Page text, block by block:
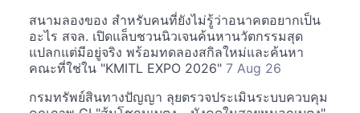
สนามลองของ สำหรับคนที่ยังไม่รู้ว่าอนาคตอยากเป็น
อะไร สจล. เปิดแล็บชวนนิวเจนค้นหานวัตกรรมสุด
แปลกแต่มีอยู่จริง พร้อมทดลองสกิลใหม่และค้นหา
คณะที่ใช่ใน "KMITL EXPO 2026" 7 Aug 26
กรมทรัพย์สินทางปัญญา ลุยตรวจประเมินระบบควบคุม